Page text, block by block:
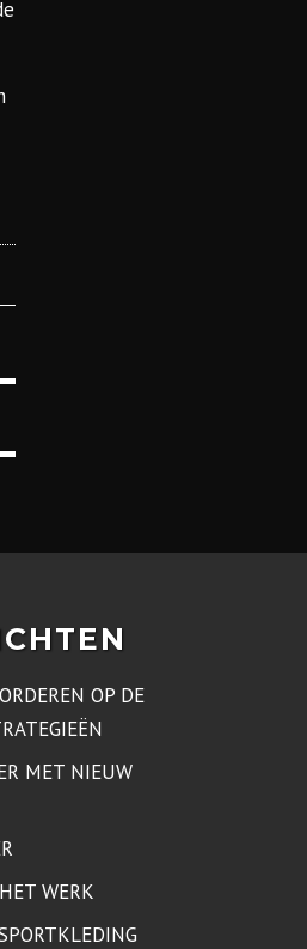
OP DE
MET NIEUW
WERK